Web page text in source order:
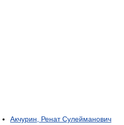
Акчурин, Ренат Сулейманович